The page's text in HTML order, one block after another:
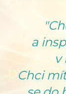
a
v
Chci